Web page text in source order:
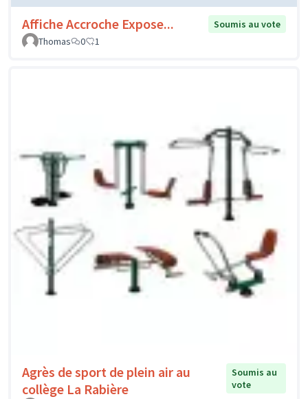
Affiche Accroche Expose...
Soumis au vote
Thomas
0 1
Agrès de sport de plein air au
collège La Rabière
Soumis au
vote